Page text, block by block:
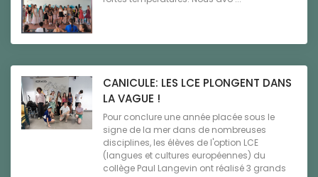
CANICULE: LES LCE PLONGENT DANS
LA VAGUE !
Pour conclure une année placée sous le
signe de la mer dans de nombreuses
disciplines, les élèves de l'option LCE
(langues et cultures européennes) du
collège Paul Langevin ont réalisé 3 grands